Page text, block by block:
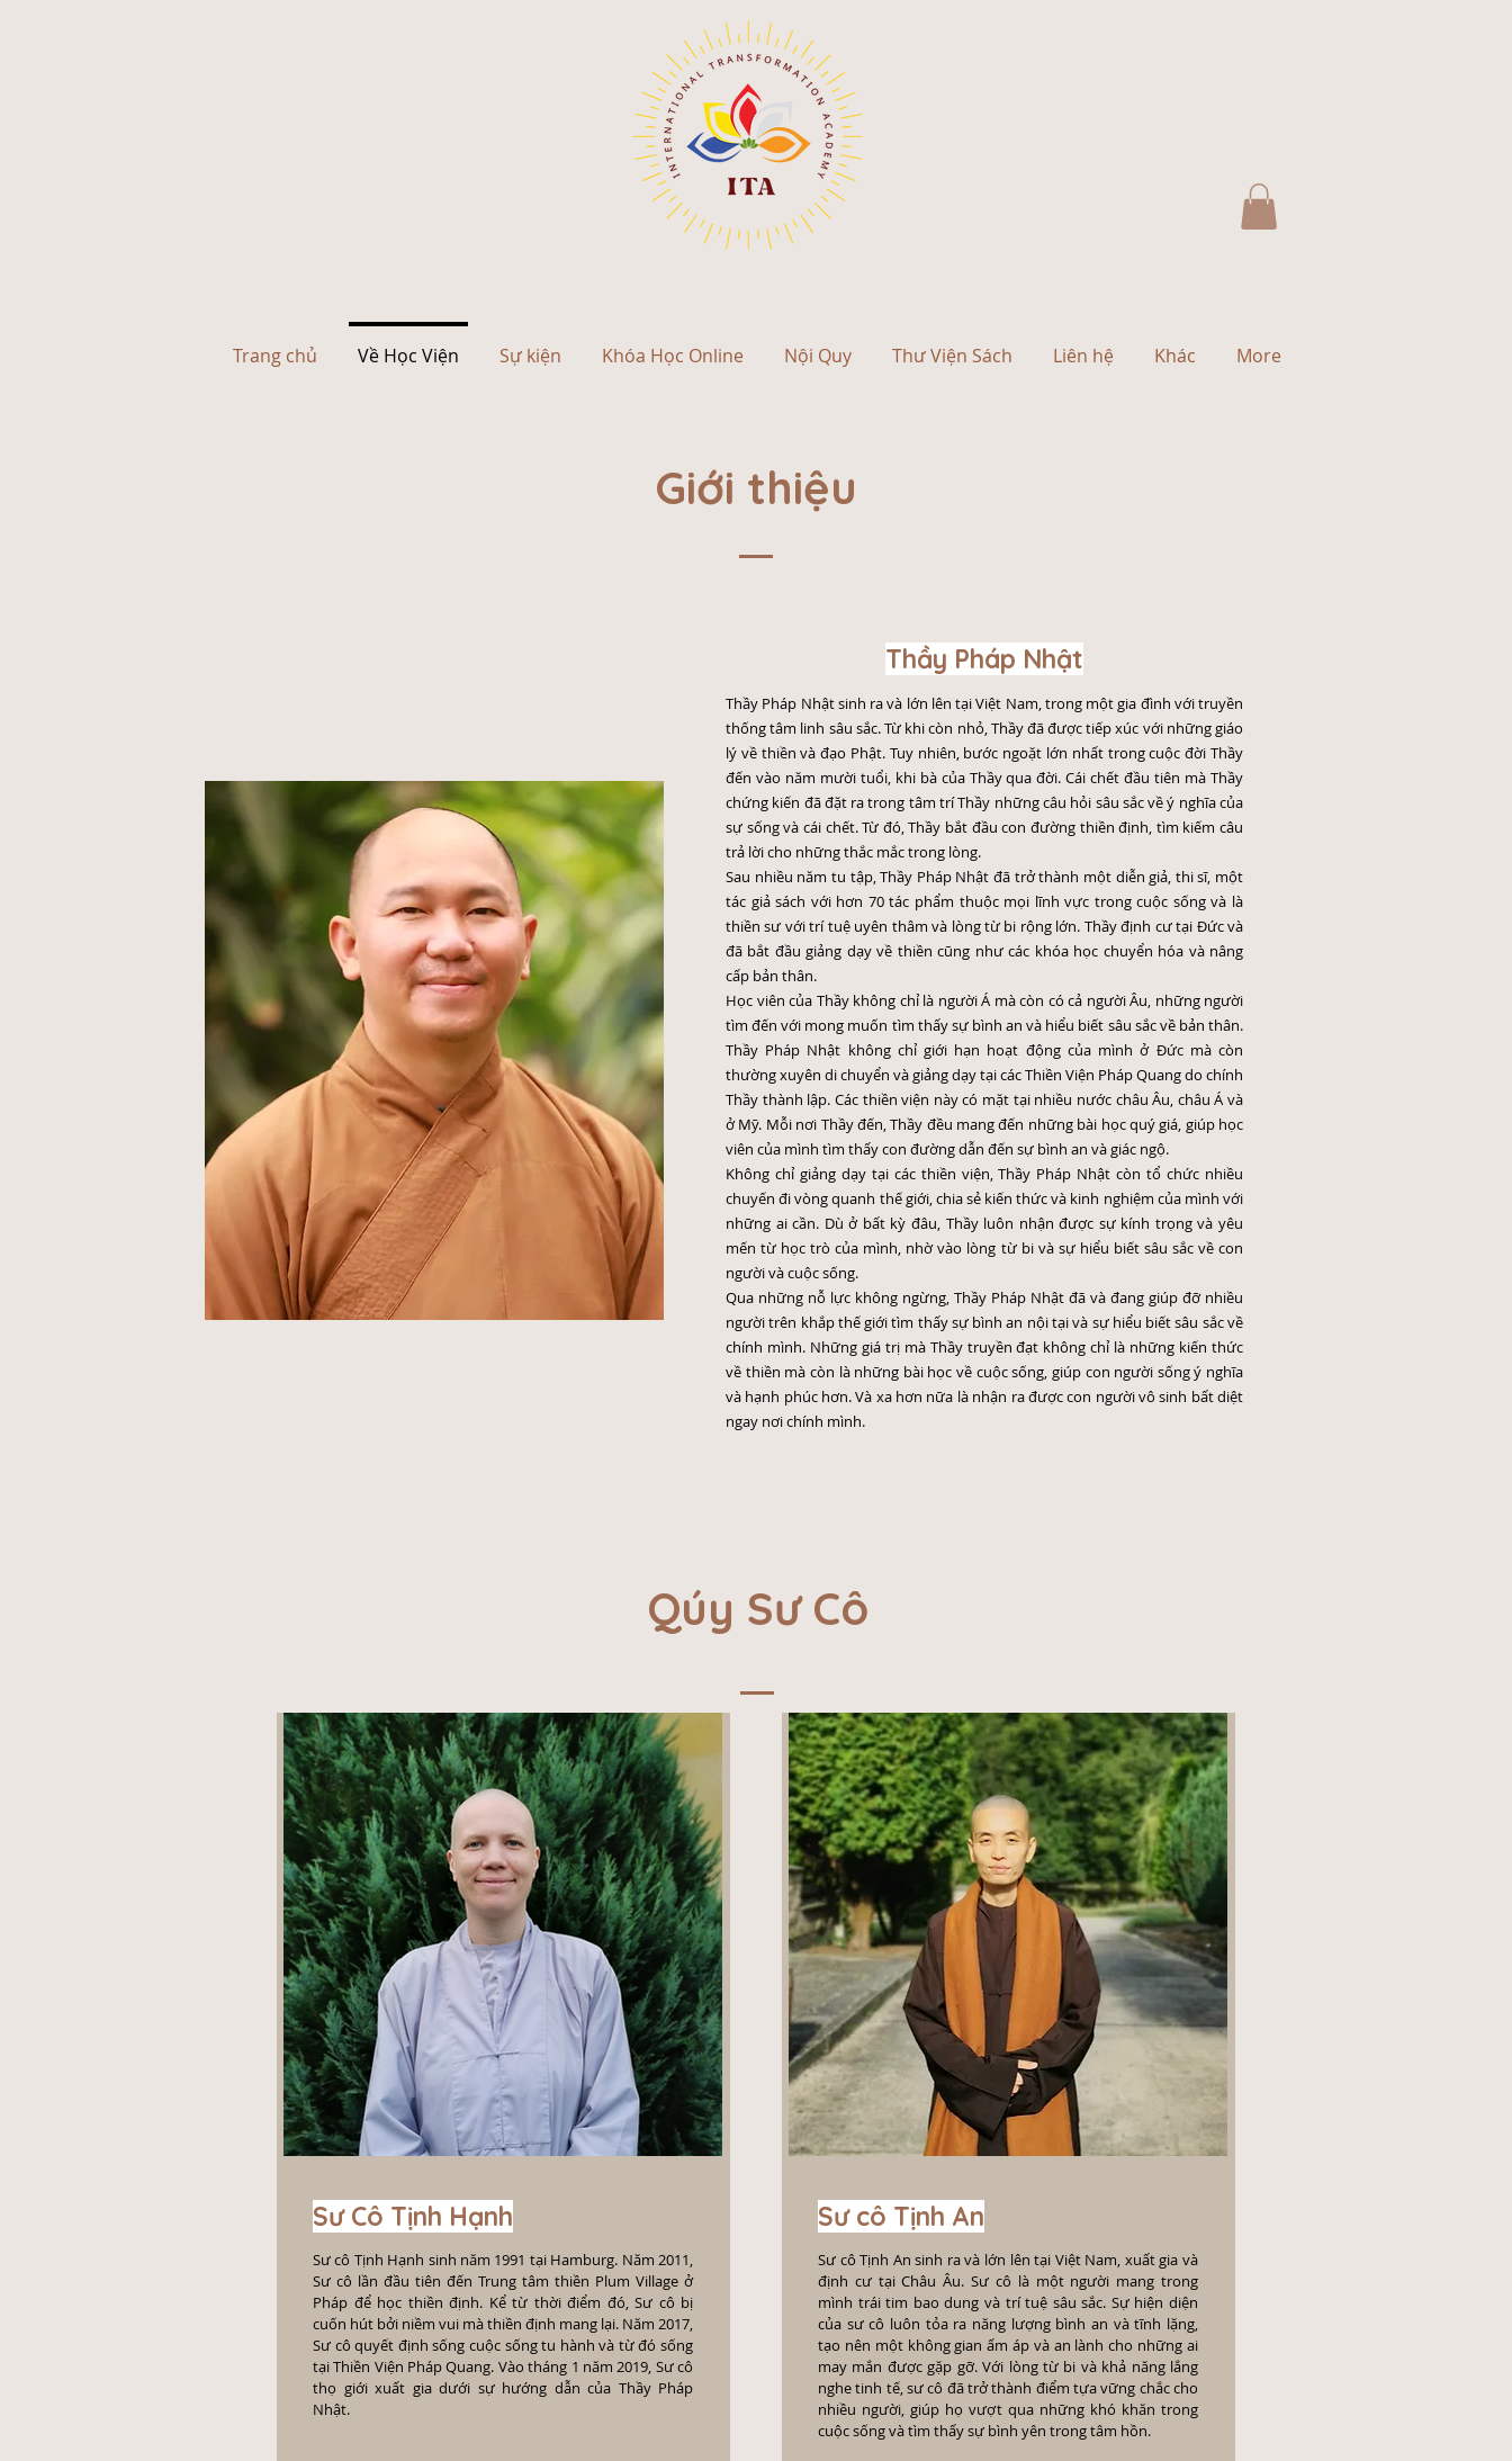
Trang chủ Về Học Viện Sự kiện Khóa Học Online Nội Quy Thư Viện Sách Liên hệ Khác More
Giới thiệu
Thầy Pháp Nhật
Thầy Pháp Nhật sinh ra và lớn lên tại Việt Nam, trong một gia đình với truyền
thống tâm linh sâu sắc. Từ khi còn nhỏ, Thầy đã được tiếp xúc với những giáo
lý về thiền và đạo Phật. Tuy nhiên, bước ngoặt lớn nhất trong cuộc đời Thầy
đến vào năm mười tuổi, khi bà của Thầy qua đời. Cái chết đầu tiên mà Thầy
chứng kiến đã đặt ra trong tâm trí Thầy những câu hỏi sâu sắc về ý nghĩa của
sự sống và cái chết. Từ đó, Thầy bắt đầu con đường thiền định, tìm kiếm câu
trả lời cho những thắc mắc trong lòng.
Sau nhiều năm tu tập, Thầy Pháp Nhật đã trở thành một diễn giả, thi sĩ, một
tác giả sách với hơn 70 tác phẩm thuộc mọi lĩnh vực trong cuộc sống và là
thiền sư với trí tuệ uyên thâm và lòng từ bi rộng lớn. Thầy định cư tại Đức và
đã bắt đầu giảng dạy về thiền cũng như các khóa học chuyển hóa và nâng
cấp bản thân.
Học viên của Thầy không chỉ là người Á mà còn có cả người Âu, những người
tìm đến với mong muốn tìm thấy sự bình an và hiểu biết sâu sắc về bản thân.
Thầy Pháp Nhật không chỉ giới hạn hoạt động của mình ở Đức mà còn
thường xuyên di chuyển và giảng dạy tại các Thiền Viện Pháp Quang do chính
Thầy thành lập. Các thiền viện này có mặt tại nhiều nước châu Âu, châu Á và
ở Mỹ. Mỗi nơi Thầy đến, Thầy đều mang đến những bài học quý giá, giúp học
viên của mình tìm thấy con đường dẫn đến sự bình an và giác ngộ.
Không chỉ giảng dạy tại các thiền viện, Thầy Pháp Nhật còn tổ chức nhiều
chuyến đi vòng quanh thế giới, chia sẻ kiến thức và kinh nghiệm của mình với
những ai cần. Dù ở bất kỳ đâu, Thầy luôn nhận được sự kính trọng và yêu
mến từ học trò của mình, nhờ vào lòng từ bi và sự hiểu biết sâu sắc về con
người và cuộc sống.
Qua những nỗ lực không ngừng, Thầy Pháp Nhật đã và đang giúp đỡ nhiều
người trên khắp thế giới tìm thấy sự bình an nội tại và sự hiểu biết sâu sắc về
chính mình. Những giá trị mà Thầy truyền đạt không chỉ là những kiến thức
về thiền mà còn là những bài học về cuộc sống, giúp con người sống ý nghĩa
và hạnh phúc hơn. Và xa hơn nữa là nhận ra được con người vô sinh bất diệt
ngay nơi chính mình.
Qúy Sư Cô
Sư Cô Tịnh Hạnh
Sư cô Tịnh Hạnh sinh năm 1991 tại Hamburg. Năm 2011,
Sư cô lần đầu tiên đến Trung tâm thiền Plum Village ở
Pháp để học thiền định. Kể từ thời điểm đó, Sư cô bị
cuốn hút bởi niềm vui mà thiền định mang lại. Năm 2017,
Sư cô quyết định sống cuộc sống tu hành và từ đó sống
tại Thiền Viện Pháp Quang. Vào tháng 1 năm 2019, Sư cô
thọ giới xuất gia dưới sự hướng dẫn của Thầy Pháp
Nhật.
Sư cô Tịnh An
Sư cô Tịnh An sinh ra và lớn lên tại Việt Nam, xuất gia và
định cư tại Châu Âu.Sư cô là một người mang trong
mình trái tim bao dung và trí tuệ sâu sắc. Sự hiện diện
của sư cô luôn tỏa ra năng lượng bình an và tĩnh lặng,
tạo nên một không gian ấm áp và an lành cho những ai
may mắn được gặp gỡ. Với lòng từ bi và khả năng lắng
nghe tinh tế, sư cô đã trở thành điểm tựa vững chắc cho
nhiều người, giúp họ vượt qua những khó khăn trong
cuộc sống và tìm thấy sự bình yên trong tâm hồn.